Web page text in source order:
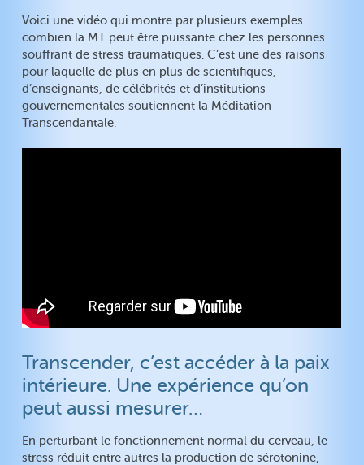
Voici une vidéo qui montre par plusieurs exemples
combien la MT peut être puissante chez les personnes
souffrant de stress traumatiques. C’est une des raisons
pour laquelle de plus en plus de scientifiques,
d’enseignants, de célébrités et d’institutions
gouvernementales soutiennent la Méditation
Transcendantale.
Transcender, c’est accéder à la paix
intérieure. Une expérience qu’on
peut aussi mesurer…
En perturbant le fonctionnement normal du cerveau, le
stress réduit entre autres la production de sérotonine,